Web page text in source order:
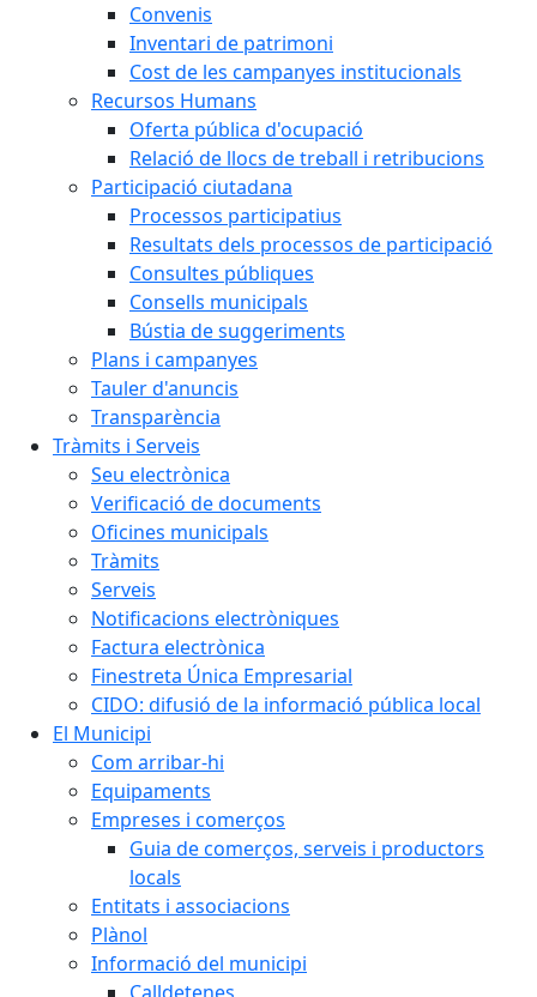
Convenis
Inventari de patrimoni
Cost de les campanyes institucionals
Recursos Humans
Oferta pública d'ocupació
Relació de llocs de treball i retribucions
Participació ciutadana
Processos participatius
Resultats dels processos de participació
Consultes públiques
Consells municipals
Bústia de suggeriments
Plans i campanyes
Tauler d'anuncis
Transparència
Tràmits i Serveis
Seu electrònica
Verificació de documents
Oficines municipals
Tràmits
Serveis
Notificacions electròniques
Factura electrònica
Finestreta Única Empresarial
CIDO: difusió de la informació pública local
El Municipi
Com arribar-hi
Equipaments
Empreses i comerços
Guia de comerços, serveis i productors
locals
Entitats i associacions
Plànol
Informació del municipi